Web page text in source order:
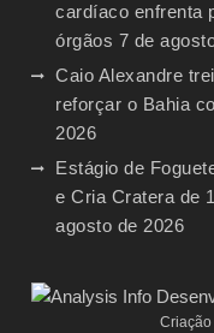
cardíaco enfrenta
órgãos 7 de
Caio Alexandre
reforçar o Bahia
2026
Estágio de
e Cria Cratera de
agosto de 2026